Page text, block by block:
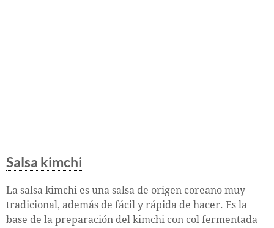
Salsa kimchi
La salsa kimchi es una salsa de origen coreano muy
tradicional, además de fácil y rápida de hacer. Es la
base de la preparación del kimchi con col fermentada